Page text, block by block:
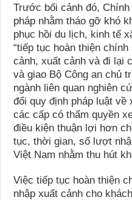
Trước bối cảnh đó,
pháp nhằm tháo gỡ khó
phục hồi du lịch, kinh tế
“tiếp tục hoàn thiện
cảnh, xuất cảnh và đi lại
và giao Bộ Công an chủ
ngành liên quan nghiên
đổi quy định pháp luật về
các cấp có thẩm quyền
điều kiện thuận lợi hơn
tục, thời gian, số lượt
Việt Nam nhằm thu hút
Việc tiếp tục hoàn thiện
nhập xuất cảnh cho